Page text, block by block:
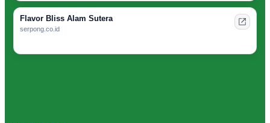
Flavor Bliss Alam Sutera
serpong.co.id